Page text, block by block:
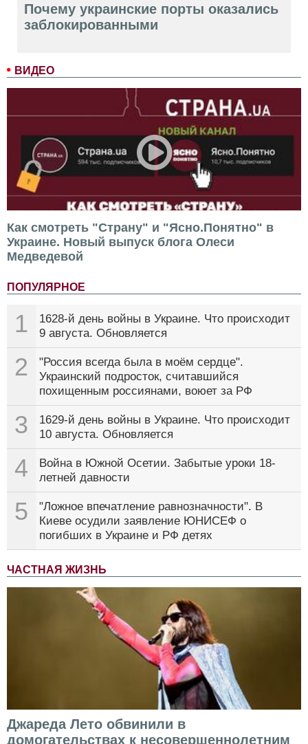
ВИДЕО
Как смотреть "Страну" и "Ясно.Понятно" в
Украине. Новый выпуск блога Олеси
Медведевой
ПОПУЛЯРНОЕ
1
1628-й день войны в Украине. Что происходит
9 августа. Обновляется
2
"Россия всегда была в моём сердце".
Украинский подросток, считавшийся
похищенным россиянами, воюет за РФ
3
1629-й день войны в Украине. Что происходит
10 августа. Обновляется
4
Война в Южной Осетии. Забытые уроки 18-
летней давности
5
"Ложное впечатление равнозначности". В
Киеве осудили заявление ЮНИСЕФ о
погибших в Украине и РФ детях
ЧАСТНАЯ ЖИЗНЬ
Джареда Лето обвинили в
домогательствах к несовершеннолетним
Почему украинские порты оказались
заблокированными